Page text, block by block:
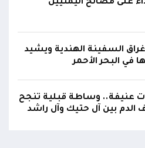
العميد يحيى وحيش قائد
مقاومة وطنية إلى مثواه الأخير
أحمد سعيد بن بريك وراشد
لرئيس مجلس القيادة
إلى رتبة فريق
على مصالح اليمنيين
السفينة الهندية ويشيد
في البحر الأحمر
عنيفة.. وساطة قبلية تنجح
الدم بين آل حتيك وآل راشد